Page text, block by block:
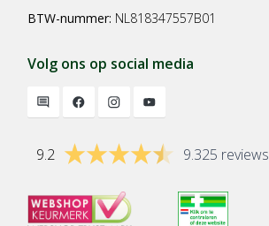
BTW-nummer: NL818347557B01
Volg ons op social media
9.2 9.325 reviews